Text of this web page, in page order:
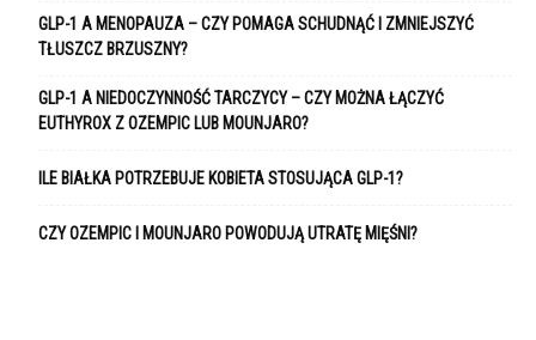
GLP-1 A MENOPAUZA – CZY POMAGA SCHUDNĄĆ I ZMNIEJSZYĆ
TŁUSZCZ BRZUSZNY?
GLP-1 A NIEDOCZYNNOŚĆ TARCZYCY – CZY MOŻNA ŁĄCZYĆ
EUTHYROX Z OZEMPIC LUB MOUNJARO?
ILE BIAŁKA POTRZEBUJE KOBIETA STOSUJĄCA GLP-1?
CZY OZEMPIC I MOUNJARO POWODUJĄ UTRATĘ MIĘŚNI?